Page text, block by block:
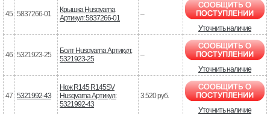
45 5837266-01
Крышка Husqvarna
Артикул: 5837266-01
–
Уточнить наличие
46 5321923-25
Болт Husqvarna Артикул:
5321923-25
–
Уточнить наличие
47 5321992-43
Нож R145 R145SV
Husqvarna Артикул:
5321992-43
3.520 руб.
Уточнить наличие